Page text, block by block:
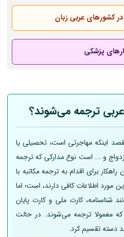
کشورهای عربی زبان
پزشکی
ترجمه می‌شوند؟
اینکه مهاجرتی است، تحصیلی یا
و ... است نوع مدارکی که ترجمه
برای اقدام به ترجمه مکاتبه با
مورد اطلاعات کافی دارند، است؛ اما
شناسنامه، کارت ملی و کارت پایان
معمولا ترجمه می‌شوند. در حالت
دسته تقسیم کرد.